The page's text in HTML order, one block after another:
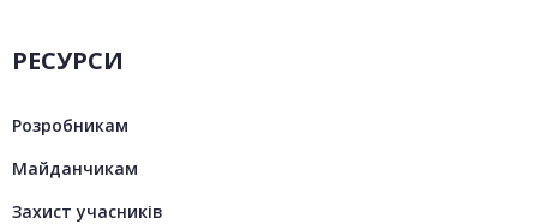
РЕСУРСИ
Розробникам
Майданчикам
Захист учасників